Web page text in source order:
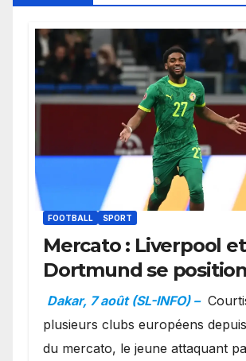
FOOTBALL SPORT
Mercato : Liverpool et
Dortmund se
en favoris pour
Ibrahim Mbaye
Dakar, 7 août (SL-INFO) –
plusieurs clubs européens
du mercato, le jeune attaquant